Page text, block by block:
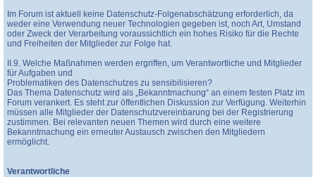
Im Forum ist aktuell keine Datenschutz-Folgenabschätzung erforderlich, da
weder eine Verwendung neuer Technologien gegeben ist, noch Art, Umstand
oder Zweck der Verarbeitung voraussichtlich ein hohes Risiko für die Rechte
und Freiheiten der Mitglieder zur Folge hat.
II.9. Welche Maßnahmen werden ergriffen, um Verantwortliche und Mitglieder
für Aufgaben und
Problematiken des Datenschutzes zu sensibilisieren?
Das Thema Datenschutz wird als „Bekanntmachung“ an einem festen Platz im
Forum verankert. Es steht zur öffentlichen Diskussion zur Verfügung. Weiterhin
müssen alle Mitglieder der Datenschutzvereinbarung bei der Registrierung
zustimmen. Bei relevanten neuen Themen wird durch eine weitere
Bekanntmachung ein erneuter Austausch zwischen den Mitgliedern
ermöglicht.
Verantwortliche